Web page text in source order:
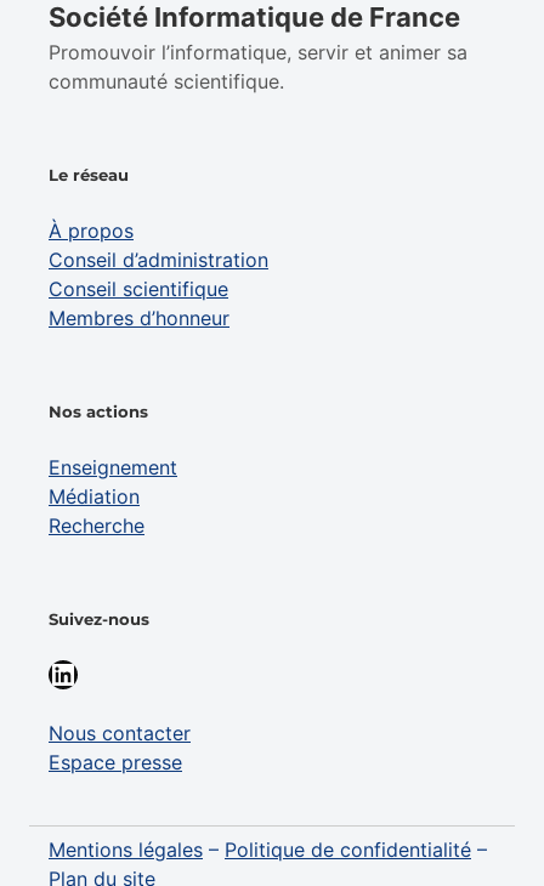
Société Informatique de France
Promouvoir l’informatique, servir et animer sa
communauté scientifique.
Le réseau
À propos
Conseil d’administration
Conseil scientifique
Membres d’honneur
Nos actions
Enseignement
Médiation
Recherche
Suivez-nous
LinkedIn
Nous contacter
Espace presse
Mentions légales – Politique de confidentialité –
Plan du site